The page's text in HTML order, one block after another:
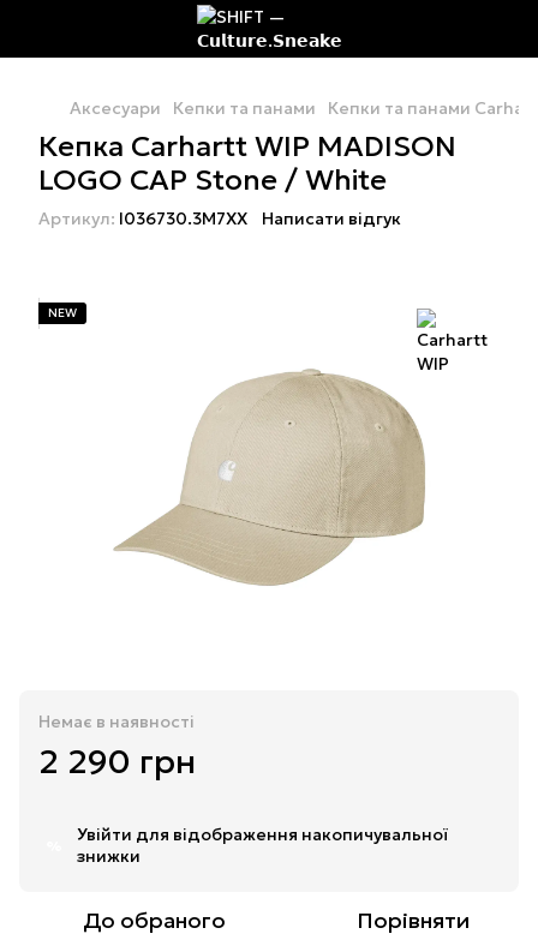
Аксесуари Кепки та панами Кепки та панами
Кепка Carhartt WIP MADISON
LOGO CAP Stone / White
Артикул: I036730.3M7XX Написати відгук
NEW
Немає в наявності
2 290 грн
Увійти для відображення накопичувальної
знижки
До обраного Порівняти